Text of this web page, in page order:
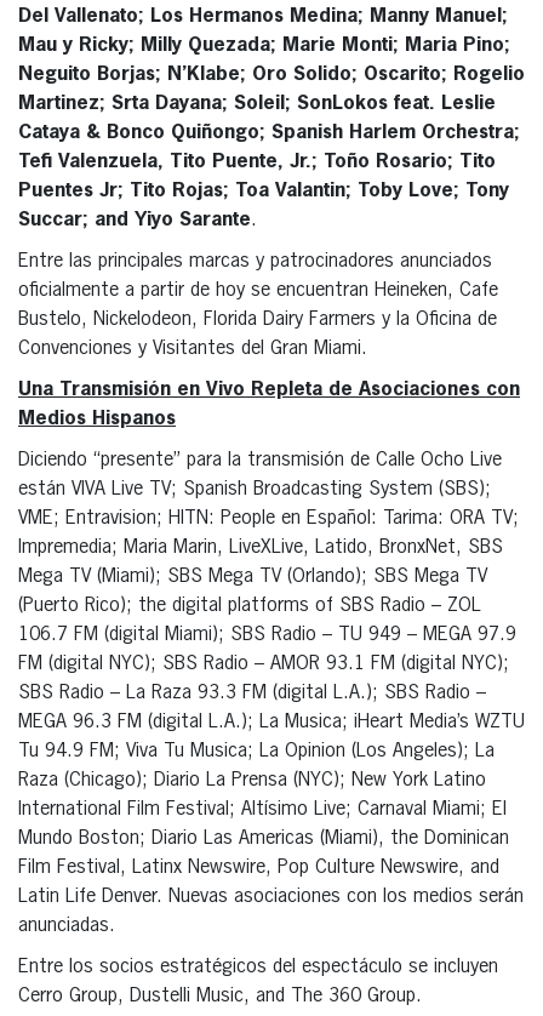
Del Vallenato; Los Hermanos Medina; Manny Manuel;
Mau y Ricky; Milly Quezada; Marie Monti; Maria Pino;
Neguito Borjas; N’Klabe; Oro Solido; Oscarito; Rogelio
Martinez; Srta Dayana; Soleil; SonLokos feat. Leslie
Cataya & Bonco Quiñongo; Spanish Harlem Orchestra;
Tefi Valenzuela, Tito Puente, Jr.; Toño Rosario; Tito
Puentes Jr; Tito Rojas; Toa Valantin; Toby Love; Tony
Succar; and Yiyo Sarante.
Entre las principales marcas y patrocinadores anunciados
oficialmente a partir de hoy se encuentran Heineken, Cafe
Bustelo, Nickelodeon, Florida Dairy Farmers y la Oficina de
Convenciones y Visitantes del Gran Miami.
Una Transmisión en Vivo Repleta de Asociaciones con
Medios Hispanos
Diciendo “presente” para la transmisión de Calle Ocho Live
están VIVA Live TV; Spanish Broadcasting System (SBS);
VME; Entravision; HITN: People en Español: Tarima: ORA TV;
Impremedia; Maria Marin, LiveXLive, Latido, BronxNet, SBS
Mega TV (Miami); SBS Mega TV (Orlando); SBS Mega TV
(Puerto Rico); the digital platforms of SBS Radio – ZOL
106.7 FM (digital Miami); SBS Radio – TU 949 – MEGA 97.9
FM (digital NYC); SBS Radio – AMOR 93.1 FM (digital NYC);
SBS Radio – La Raza 93.3 FM (digital L.A.); SBS Radio –
MEGA 96.3 FM (digital L.A.); La Musica; iHeart Media’s WZTU
Tu 94.9 FM; Viva Tu Musica; La Opinion (Los Angeles); La
Raza (Chicago); Diario La Prensa (NYC); New York Latino
International Film Festival; Altísimo Live; Carnaval Miami; El
Mundo Boston; Diario Las Americas (Miami), the Dominican
Film Festival, Latinx Newswire, Pop Culture Newswire, and
Latin Life Denver. Nuevas asociaciones con los medios serán
anunciadas.
Entre los socios estratégicos del espectáculo se incluyen
Cerro Group, Dustelli Music, and The 360 Group.